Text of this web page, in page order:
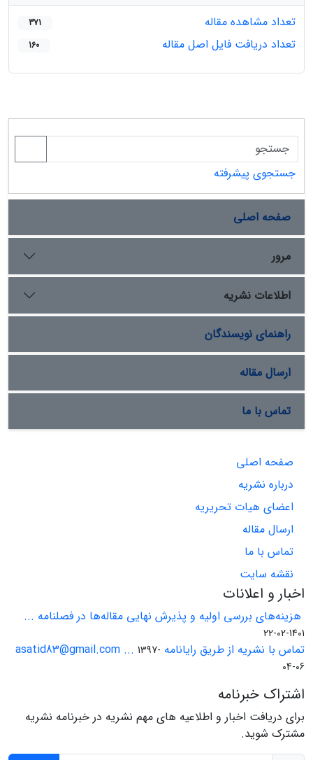
تعداد مشاهده مقاله
371
تعداد دریافت فایل اصل مقاله 160
جستجوی پیشرفته
صفحه اصلی
مرور
اطلاعات نشریه
راهنمای نویسندگان
ارسال مقاله
تماس با ما
صفحه اصلی
درباره نشریه
اعضای هیات تحریریه
ارسال مقاله
تماس با ما
نقشه سایت
اخبار و اعلانات
هزینه‌های بررسی اولیه و پذیرش نهایی مقاله‌ها در فصلنامه ...
1401-02-22
تماس با نشریه از طریق رایانامه asatid83@gmail.com ... 1397-
04-06
اشتراک خبرنامه
برای دریافت اخبار و اطلاعیه های مهم نشریه در خبرنامه نشریه
مشترک شوید.